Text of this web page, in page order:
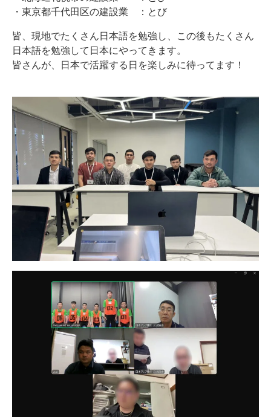
・東京都千代田区の建設業 ：とび
皆、現地でたくさん日本語を勉強し、この後もたくさん
日本語を勉強して日本にやってきます。
皆さんが、日本で活躍する日を楽しみに待ってます！